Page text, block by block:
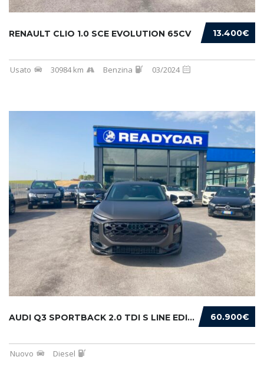
13.400€
RENAULT CLIO 1.0 SCE EVOLUTION 65CV
Usato 30984 km Benzina 03/2024
60.900€
AUDI Q3 SPORTBACK 2.0 TDI S LINE EDITION 150...
Nuovo Diesel